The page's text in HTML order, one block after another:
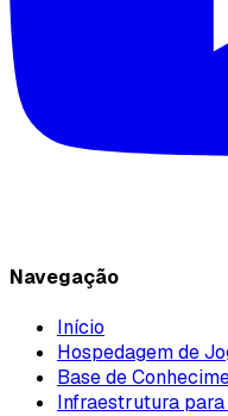
Navegação
Início
Hospedagem de
Base de
Infraestrutura para